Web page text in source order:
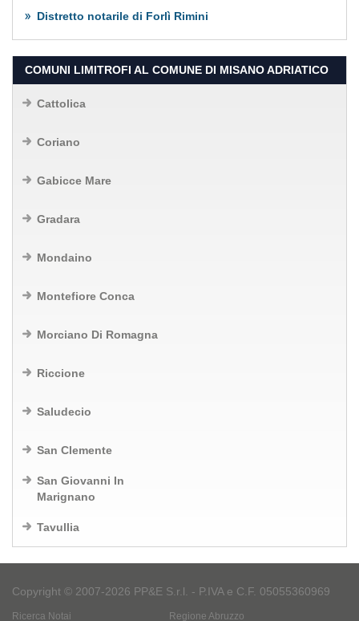
Distretto notarile di Forlì Rimini
COMUNI LIMITROFI AL COMUNE DI MISANO ADRIATICO
Cattolica
Coriano
Gabicce Mare
Gradara
Mondaino
Montefiore Conca
Morciano Di Romagna
Riccione
Saludecio
San Clemente
San Giovanni In
Marignano
Tavullia
Copyright © 2007-2026 PP&E S.r.l. - P.IVA e C.F. 05055360969
Ricerca Notai Regione Abruzzo